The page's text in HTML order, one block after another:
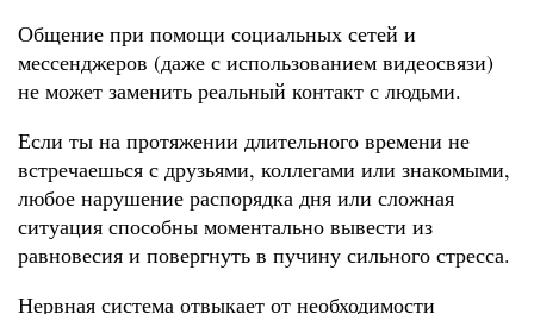
Общение при помощи социальных сетей и
мессенджеров (даже с использованием видеосвязи)
не может заменить реальный контакт с людьми.
Если ты на протяжении длительного времени не
встречаешься с друзьями, коллегами или знакомыми,
любое нарушение распорядка дня или сложная
ситуация способны моментально вывести из
равновесия и повергнуть в пучину сильного стресса.
Нервная система отвыкает от необходимости